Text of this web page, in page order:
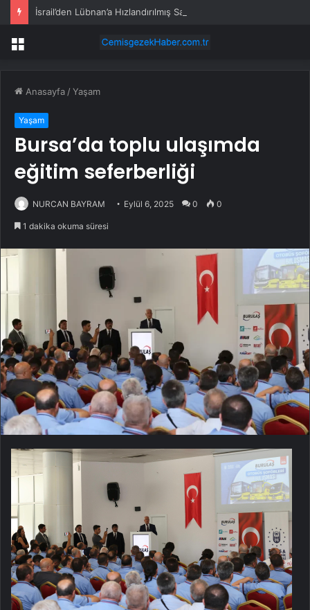
İsrail’den Lübnan’a Hızlandırılmış Saldırılar
Menü
Anasayfa /Yaşam
Yaşam
Bursa’da toplu ulaşımda
eğitim seferberliği
NURCAN BAYRAM Eylül 6, 2025 0 0
1 dakika okuma süresi